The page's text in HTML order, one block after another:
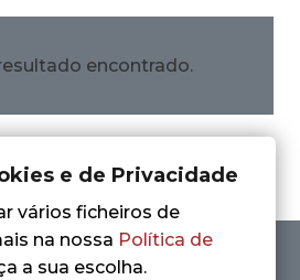
encontrado.
e de Privacidade
vários ficheiros de
na nossa Política de
a sua escolha.